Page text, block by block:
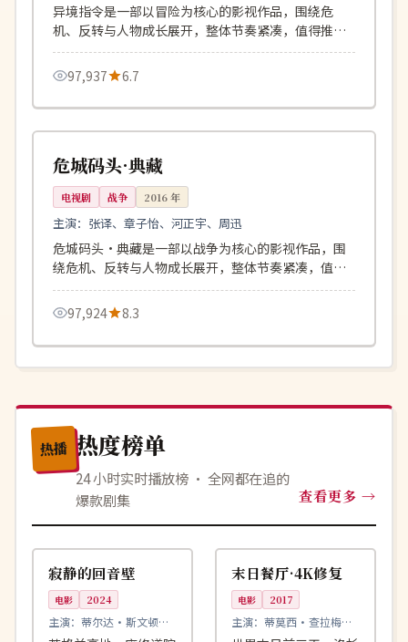
异境指令是一部以冒险为核心的影视作品，围绕危
机、反转与人物成长展开，整体节奏紧凑，值得推荐
观看。
97,937
6.7
美国
完结 152分钟
危城码头·典藏
电视剧 战争 2016年
主演： 张译、章子怡、河正宇、周迅
危城码头·典藏是一部以战争为核心的影视作品，围
绕危机、反转与人物成长展开，整体节奏紧凑，值得
推荐观看。
97,924
8.3
热播 热度榜单
24 小时实时播放榜 · 全网都在追的
爆款剧集
查看更多
英国
99:06
寂静的回音壁
电影 2024
主演： 蒂尔达·斯文顿、
加里·奥德曼 等
美国
99:03
末日餐厅·4K修复
电影 2017
主演： 蒂莫西·查拉梅、
杰西卡·查斯坦 等